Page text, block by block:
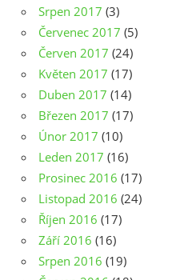
Srpen 2017 (3)
Červenec 2017 (5)
Červen 2017 (24)
Květen 2017 (17)
Duben 2017 (14)
Březen 2017 (17)
Únor 2017 (10)
Leden 2017 (16)
Prosinec 2016 (17)
Listopad 2016 (24)
Říjen 2016 (17)
Září 2016 (16)
Srpen 2016 (19)